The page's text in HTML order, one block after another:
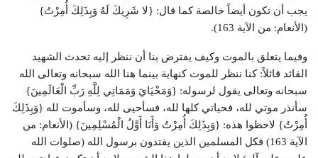
يجب أن تكون أيضاً خالصة كما قال: {لا شَرِيكَ لَهُ وَبِذَلِكَ أُمِرْتُ}
(الأنعام: من الآية 163).
وفيما يتعلق بالموت وكيف يفترض بنا أن ننظر إليه تحدث الشهيد
القائد قائلاً: كنا ننظر للموت كنهاية بينما هنا الله سبحانه وتعالى الله
سبحانه وتعالى يقول لرسوله: {وَمَحْيَايَ وَمَمَاتِي لِلَّهِ رَبِّ الْعَالَمِينَ}
سأنذر موتي لله، فحياتي كلها لله، فسأحيى لله، وسأموت لله {وَبِذَلِكَ
أُمِرْتُ} لاحظوا هذه: {وَبِذَلِكَ أُمِرْتُ وَأَنَا أَوَّلُ الْمُسْلِمِينَ} (الأنعام: من
الآية 163) فكل المسلمين الذين يقتدون برسول الله (صلوات الله